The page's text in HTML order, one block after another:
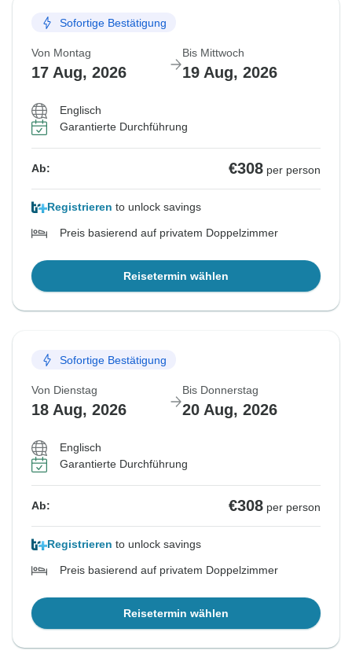
Sofortige Bestätigung
Von Montag
17 Aug, 2026
Bis Mittwoch
19 Aug, 2026
Englisch
Garantierte Durchführung
Ab: €308 per person
Registrieren to unlock savings
Preis basierend auf privatem Doppelzimmer
Reisetermin wählen
Sofortige Bestätigung
Von Dienstag
18 Aug, 2026
Bis Donnerstag
20 Aug, 2026
Englisch
Garantierte Durchführung
Ab: €308 per person
Registrieren to unlock savings
Preis basierend auf privatem Doppelzimmer
Reisetermin wählen